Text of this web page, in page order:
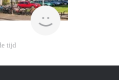
rent
tijd